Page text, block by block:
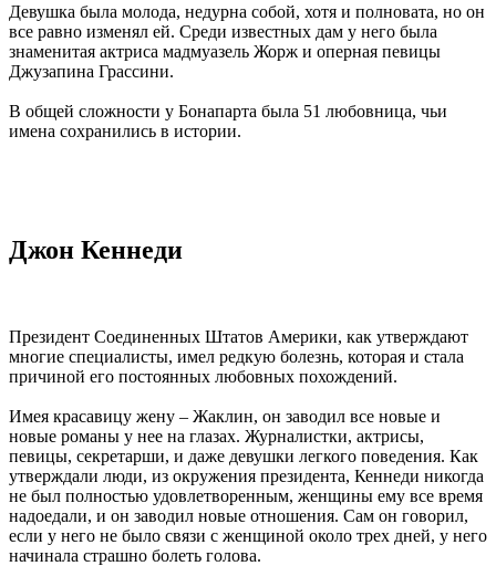
Девушка была молода, недурна собой, хотя и полновата, но он
все равно изменял ей. Среди известных дам у него была
знаменитая актриса мадмуазель Жорж и оперная певицы
Джузапина Грассини.
В общей сложности у Бонапарта была 51 любовница, чьи
имена сохранились в истории.
Джон Кеннеди
Президент Соединенных Штатов Америки, как утверждают
многие специалисты, имел редкую болезнь, которая и стала
причиной его постоянных любовных похождений.
Имея красавицу жену – Жаклин, он заводил все новые и
новые романы у нее на глазах. Журналистки, актрисы,
певицы, секретарши, и даже девушки легкого поведения. Как
утверждали люди, из окружения президента, Кеннеди никогда
не был полностью удовлетворенным, женщины ему все время
надоедали, и он заводил новые отношения. Сам он говорил,
если у него не было связи с женщиной около трех дней, у него
начинала страшно болеть голова.